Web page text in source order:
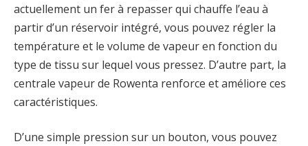
actuellement un fer à repasser qui chauffe l’eau à
partir d’un réservoir intégré, vous pouvez régler la
température et le volume de vapeur en fonction du
type de tissu sur lequel vous pressez. D’autre part, la
centrale vapeur de Rowenta renforce et améliore ces
caractéristiques.
D’une simple pression sur un bouton, vous pouvez